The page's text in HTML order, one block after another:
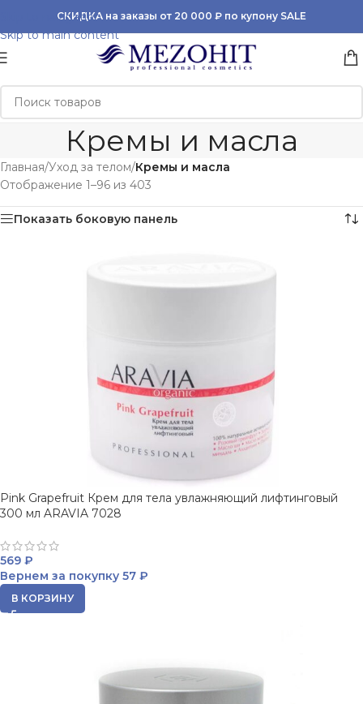
Skip to navigation
Skip to main content
СКИДКА на заказы от 20 000 ₽ по купону SALE
Кремы и масла
Главная/Уход за телом/Кремы и масла
Отображение 1–96 из 403
Показать боковую панель
Pink Grapefruit Крем для тела увлажняющий лифтинговый
300 мл ARAVIA 7028
569 ₽
Вернем за покупку 57 ₽
В КОРЗИНУ